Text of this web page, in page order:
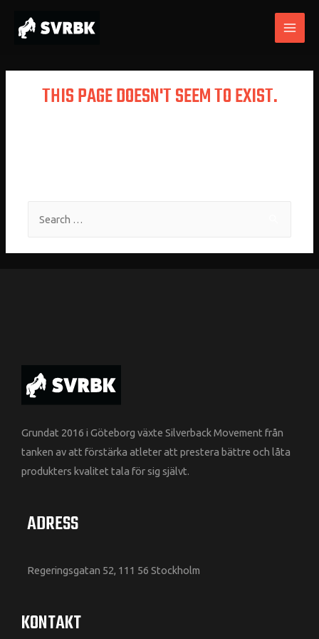
THIS PAGE DOESN'T SEEM TO EXIST.
Grundat 2016 i Göteborg växte Silverback Movement från
tanken av att förstärka atleter att prestera bättre och låta
produkters kvalitet tala för sig självt.
ADRESS
Regeringsgatan 52, 111 56 Stockholm
KONTAKT